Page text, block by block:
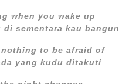
when you wake up
di sementara kau bangun
nothing to be afraid of
yang kudu ditakuti